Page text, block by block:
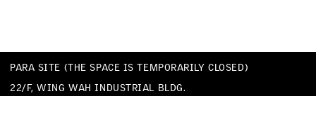
PARA SITE (THE SPACE IS TEMPORARILY CLOSED)
22/F, WING WAH INDUSTRIAL BLDG.
677 KING’S ROAD